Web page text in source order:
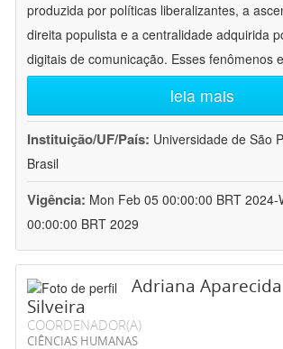
produzida por políticas liberalizantes, a
direita populista e a centralidade adquirida
digitais de comunicação. Esses fenômenos
leia mais
Instituição/UF/País: Universidade de São
Brasil
Vigência: Mon Feb 05 00:00:00 BRT 2024-
00:00:00 BRT 2029
Adriana
Silveira
COORDENADOR(A)
CIÊNCIAS HUMANAS